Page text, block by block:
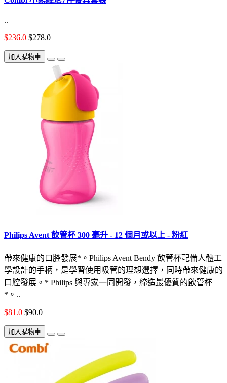
..
$236.0 $278.0
加入購物車
Philips Avent 飲管杯 300 毫升 - 12 個月或以上 - 粉紅
帶來健康的口腔發展*。Philips Avent Bendy 飲管杯配備人體工
學設計的手柄，是學習使用吸管的理想選擇，同時帶來健康的
口腔發展。* Philips 與專家一同開發，締造最優質的飲管杯
*。..
$81.0 $90.0
加入購物車